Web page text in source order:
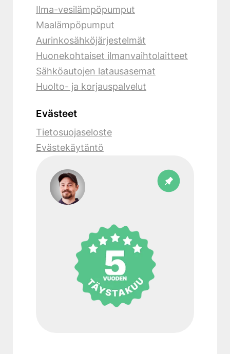
Ilma-vesilämpöpumput
Maalämpöpumput
Aurinkosähköjärjestelmät
Huonekohtaiset ilmanvaihtolaitteet
Sähköautojen latausasemat
Huolto- ja korjauspalvelut
Evästeet
Tietosuojaseloste
Evästekäytäntö